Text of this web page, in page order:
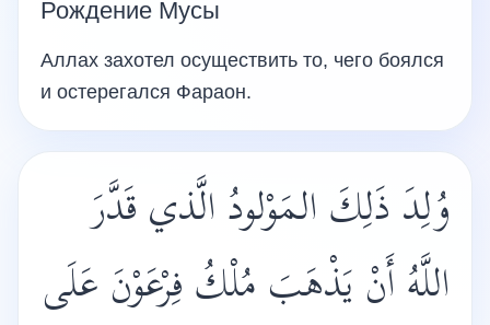
Рождение Мусы
Аллах захотел осуществить то, чего боялся
и остерегался Фараон.
وُلِدَ ذَلِكَ المَوْلودُ الَّذي قَدَّرَ
اللَّهُ أَنْ يَذْهَبَ مُلْكُ فِرْعَوْنَ عَلَى